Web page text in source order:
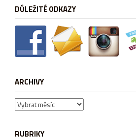
DŮLEŽITÉ ODKAZY
ARCHIVY
Archivy
RUBRIKY